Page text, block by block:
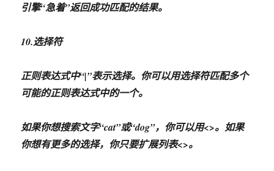
引擎“急着”返回成功匹配的结果。
10.选择符
正则表达式中“|”表示选择。你可以用选择符匹配多个
可能的正则表达式中的一个。
如果你想搜索文字“cat”或“dog”，你可以用<>。如果
你想有更多的选择，你只要扩展列表<>。